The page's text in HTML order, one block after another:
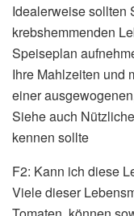
Idealerweise sollten
krebshemmenden
Speiseplan
Ihre Mahlzeiten und
einer
Siehe auch
kennen sollte
F2: Kann ich diese
Viele dieser